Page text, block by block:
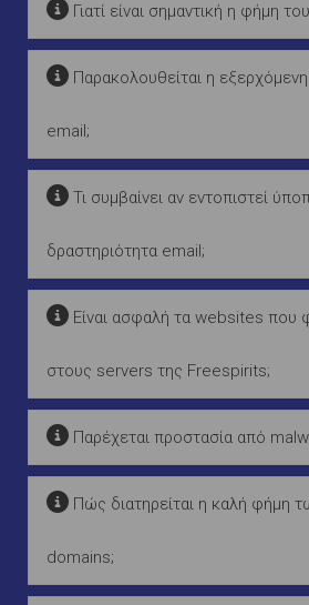
Γιατί είναι σημαντική η φήμη
Παρακολουθείται η
email;
Τι συμβαίνει αν εντοπιστεί
δραστηριότητα email;
Είναι ασφαλή τα websites που
στους servers της Freespirits;
Παρέχεται προστασία από
Πώς διατηρείται η καλή φήμη
domains;